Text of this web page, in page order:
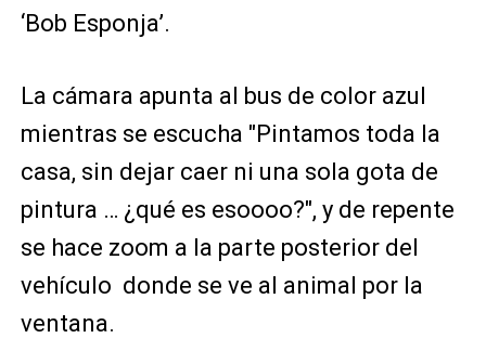
‘Bob Esponja’.
La cámara apunta al bus de color azul
mientras se escucha "Pintamos toda la
casa, sin dejar caer ni una sola gota de
pintura … ¿qué es esoooo?", y de repente
se hace zoom a la parte posterior del
vehículo donde se ve al animal por la
ventana.